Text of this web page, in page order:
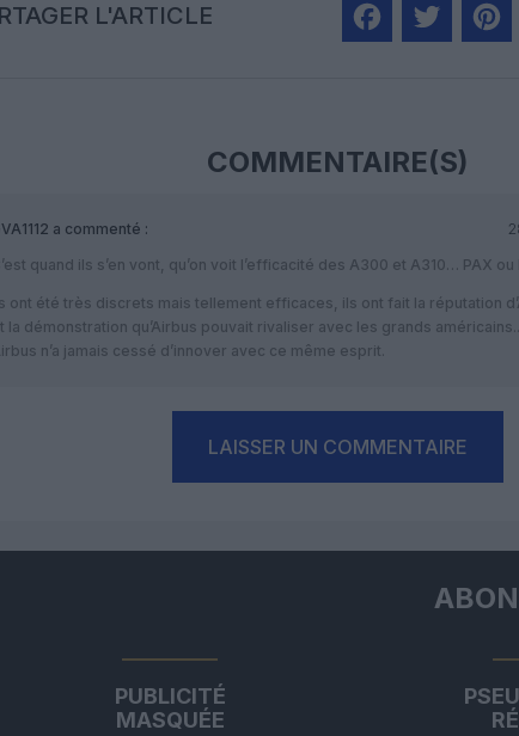
L'ARTICLE
COMMENTAIRE(S)
a commenté :
quand ils s’en vont, qu’on voit l’efficacité des A300 et A310… PAX ou
ont été très discrets mais tellement efficaces, ils ont fait la réputation
la démonstration qu’Airbus pouvait rivaliser avec les grands
n’a jamais cessé d’innover avec ce même esprit.
LAISSER UN COMMENTAIRE
PUBLICITÉ
MASQUÉE